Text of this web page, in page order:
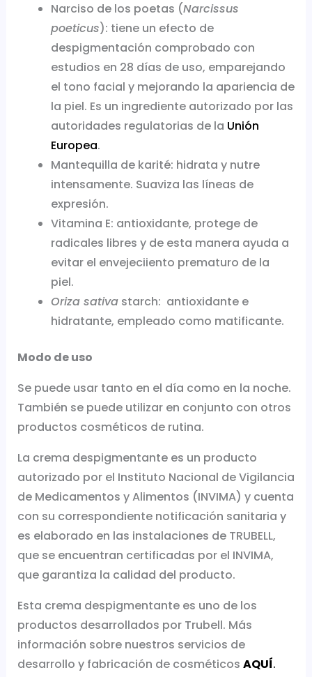
Narciso de los poetas (Narcissus
poeticus): tiene un efecto de
despigmentación comprobado con
estudios en 28 días de uso, emparejando
el tono facial y mejorando la apariencia de
la piel. Es un ingrediente autorizado por las
autoridades regulatorias de la Unión
Europea.
Mantequilla de karité: hidrata y nutre
intensamente. Suaviza las líneas de
expresión.
Vitamina E: antioxidante, protege de
radicales libres y de esta manera ayuda a
evitar el envejeciiento prematuro de la
piel.
Oriza sativastarch: antioxidante e
hidratante, empleado como matificante.
Modo de uso
Se puede usar tanto en el día como en la noche.
También se puede utilizar en conjunto con otros
productos cosméticos de rutina.
La crema despigmentante es un producto
autorizado por el Instituto Nacional de Vigilancia
de Medicamentos y Alimentos (INVIMA) y cuenta
con su correspondiente notificación sanitaria y
es elaborado en las instalaciones de TRUBELL,
que se encuentran certificadas por el INVIMA,
que garantiza la calidad del producto.
Esta crema despigmentante es uno de los
productos desarrollados por Trubell. Más
información sobre nuestros servicios de
desarrollo y fabricación de cosméticos AQUÍ.